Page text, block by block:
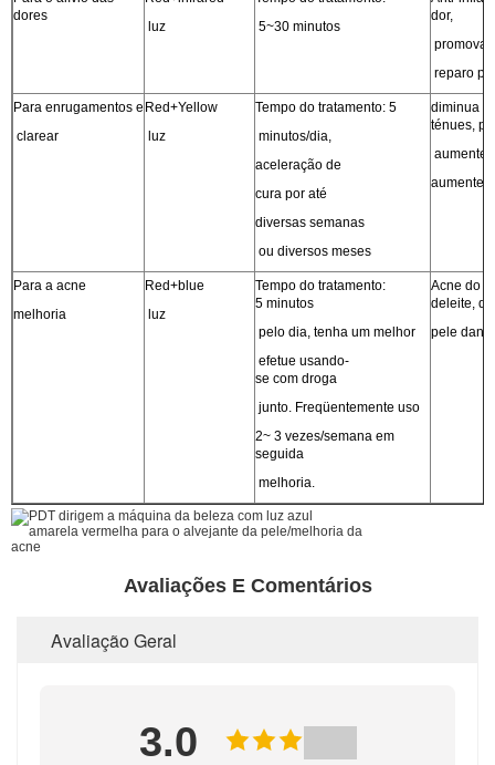
dores
luz
5~30 minutos
dor,
promova
reparo
Para enrugamentos e
clarear
Red+Yellow
luz
Tempo do tratamento: 5
minutos/dia,
aceleração de
cura por até
diversas semanas
ou diversos meses
diminua
ténues,
aumente
aumente
Para a acne
melhoria
Red+blue
luz
Tempo do tratamento:
5 minutos
pelo dia, tenha um melhor
efetue usando-
se com droga
junto. Freqüentemente uso
2~ 3 vezes/semana em
seguida
melhoria.
Acne do
deleite,
pele
Avaliações E Comentários
Avaliação Geral
3.0